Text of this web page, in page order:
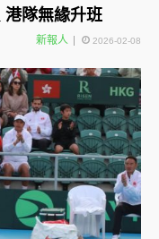
港隊無緣升班
新報人 2026-02-08